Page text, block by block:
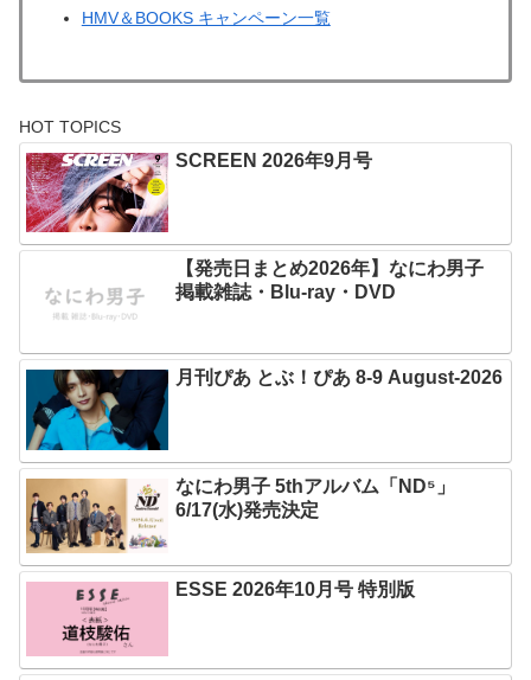
HMV＆BOOKS キャンペーン一覧
HOT TOPICS
SCREEN 2026年9月号
【発売日まとめ2026年】なにわ男子
掲載雑誌・Blu-ray・DVD
月刊ぴあ とぶ！ぴあ 8-9 August-2026
なにわ男子 5thアルバム「ND⁵」
6/17(水)発売決定
ESSE 2026年10月号 特別版